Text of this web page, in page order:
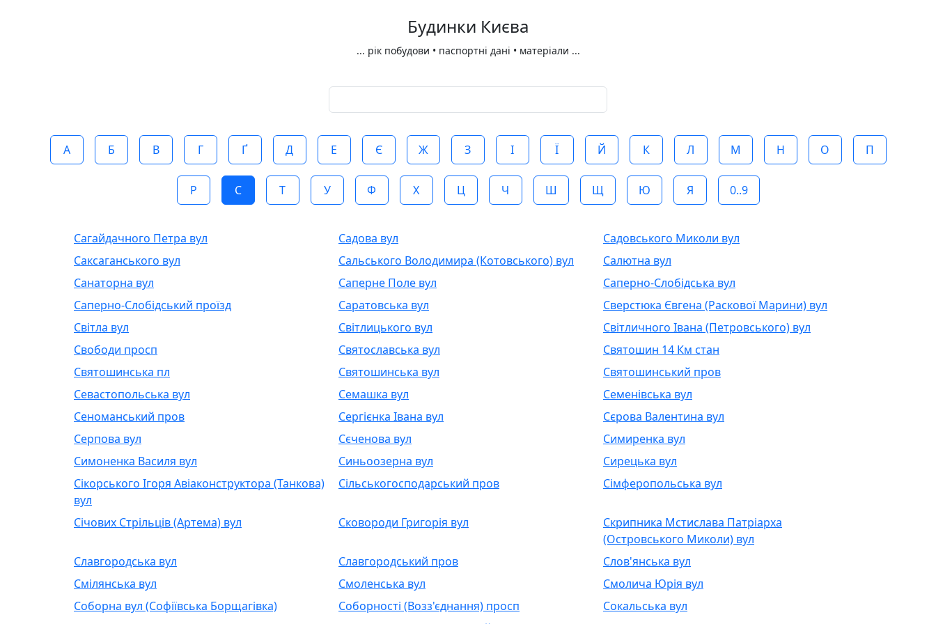
Будинки Києва
... рік побудови • паспортні дані • матеріали ...
А Б В Г Ґ Д Е Є Ж З І Ї Й К Л М Н О П
Р С Т У Ф Х Ц Ч Ш Щ Ю Я 0..9
Сагайдачного Петра вул Садова вул
Садовського Миколи вул
Саксаганського вул
Сальського Володимира (Котовського) вул
Салютна вул
Санаторна вул
Саперне Поле вул
Саперно-Слобідська вул
Саперно-Слобідський проїзд
Саратовська вул
Сверстюка Євгена (Раскової Марини) вул
Світла вул
Світлицького вул
Світличного Івана (Петровського) вул
Свободи просп
Святославська вул
Святошин 14 Км стан
Святошинська пл
Святошинська вул
Святошинський пров
Севастопольська вул
Семашка вул
Семенівська вул
Сеноманський пров
Сергієнка Івана вул
Сєрова Валентина вул
Серпова вул
Сєченова вул
Симиренка вул
Симоненка Василя вул
Синьоозерна вул
Сирецька вул
Сікорського Ігоря Авіаконструктора (Танкова)
вул
Сільськогосподарський пров Сімферопольська вул
Січових Стрільців (Артема) вул Сковороди Григорія вул
Скрипника Мстислава Патріарха
(Островського Миколи) вул
Славгородська вул
Славгородський пров
Слов'янська вул
Смілянська вул
Смоленська вул
Смолича Юрія вул
Соборна вул (Софіївська Борщагівка)
Соборності (Возз'єднання) просп
Сокальська вул